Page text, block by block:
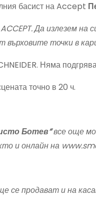
басист на Accept
Да излезем
върховите точки в
Няма
точно в 20 ч.
Ботев“все още
и онлайн на
се продават и на